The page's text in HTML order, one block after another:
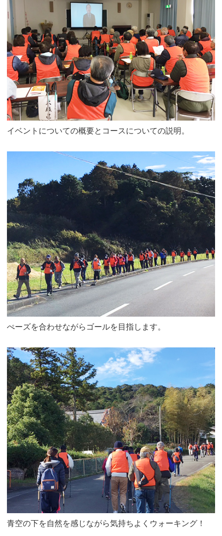
イベントについての概要とコースについての説明。
ぺーズを合わせながらゴールを目指します。
青空の下を自然を感じながら気持ちよくウォーキング！